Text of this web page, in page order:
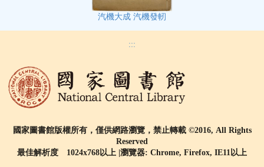
汽機大成 汽機發軔
:::
國家圖書館版權所有，僅供網路瀏覽，禁止轉載 ©2016, All Rights
Reserved
最佳解析度 1024x768以上 |瀏覽器: Chrome, Firefox, IE11以上